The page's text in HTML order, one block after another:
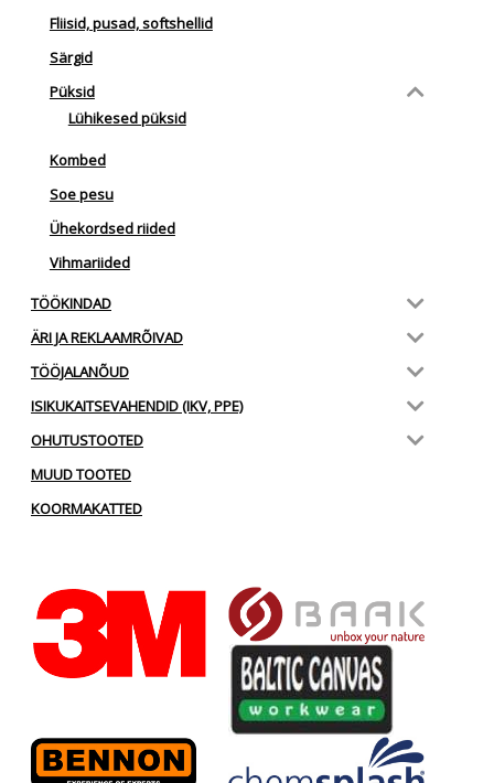
Fliisid, pusad, softshellid
Särgid
Püksid
Lühikesed püksid
Kombed
Soe pesu
Ühekordsed riided
Vihmariided
TÖÖKINDAD
ÄRI JA REKLAAMRÕIVAD
TÖÖJALANÕUD
ISIKUKAITSEVAHENDID (IKV, PPE)
OHUTUSTOOTED
MUUD TOOTED
KOORMAKATTED